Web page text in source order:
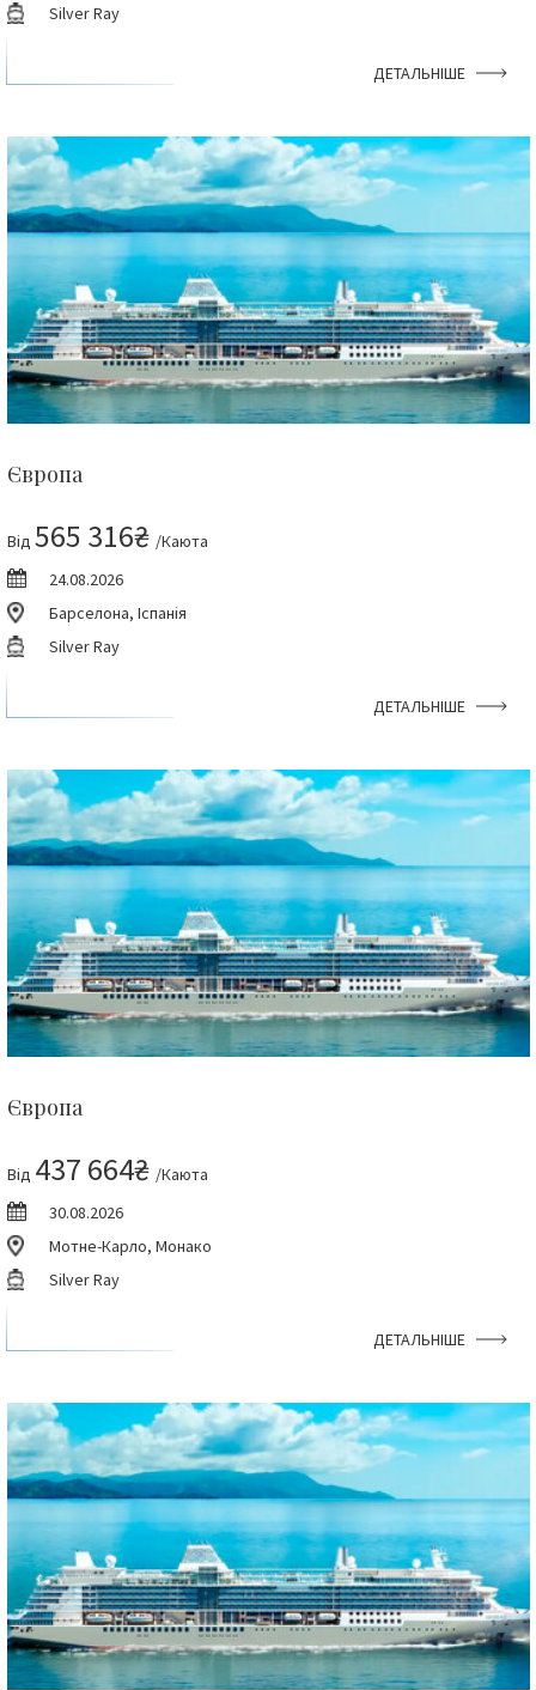
Silver Ray
ДЕТАЛЬНІШЕ
Європа
Від 565 316₴ /Каюта
24.08.2026
Барселона, Іспанія
Silver Ray
ДЕТАЛЬНІШЕ
Європа
Від 437 664₴ /Каюта
30.08.2026
Мотне-Карло, Монако
Silver Ray
ДЕТАЛЬНІШЕ